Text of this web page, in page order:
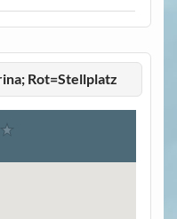
Rot=Stellplatz